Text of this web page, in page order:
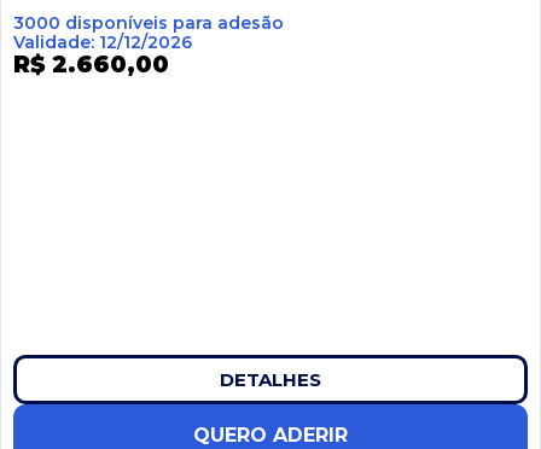
3000 disponíveis para adesão
Validade: 12/12/2026
R$ 2.660,00
DETALHES
QUERO ADERIR